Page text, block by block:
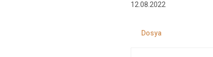
12.08.2022